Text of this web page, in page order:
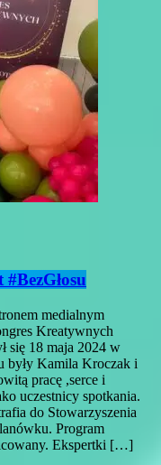
medialnym
Kreatywnych
się 18 maja 2024 w
były Kamila Kroczak i
pracę ,serce i
uczestnicy spotkania.
do Stowarzyszenia
Program
Ekspertki […]